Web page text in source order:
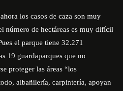
los casos de caza son muy
número de hectáreas es muy difícil
el parque tiene 32.271
19 guardaparques que no
proteger las áreas “los
albañilería, carpintería, apoyan